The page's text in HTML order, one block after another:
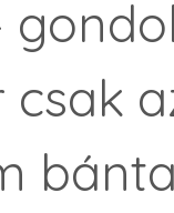
csak